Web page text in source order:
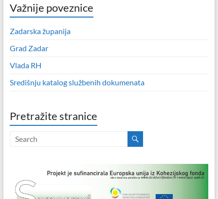
Važnije poveznice
Zadarska županija
Grad Zadar
Vlada RH
Središnju katalog službenih dokumenata
Pretražite stranice